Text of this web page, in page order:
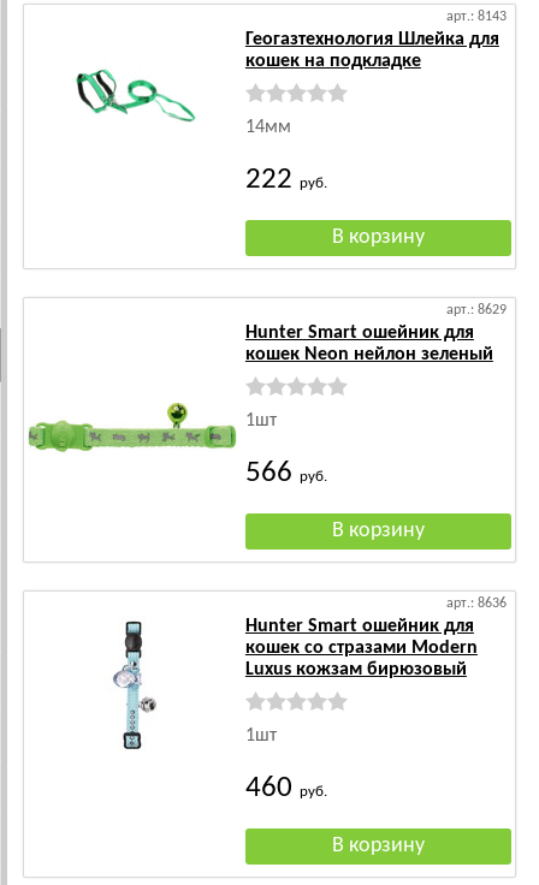
арт.: 8143
Геогазтехнология Шлейка для
кошек на подкладке
14мм
222 руб.
арт.: 8629
Hunter Smart ошейник для
кошек Neon нейлон зеленый
1шт
566 руб.
арт.: 8636
Hunter Smart ошейник для
кошек со стразами Modern
Luxus кожзам бирюзовый
1шт
460 руб.